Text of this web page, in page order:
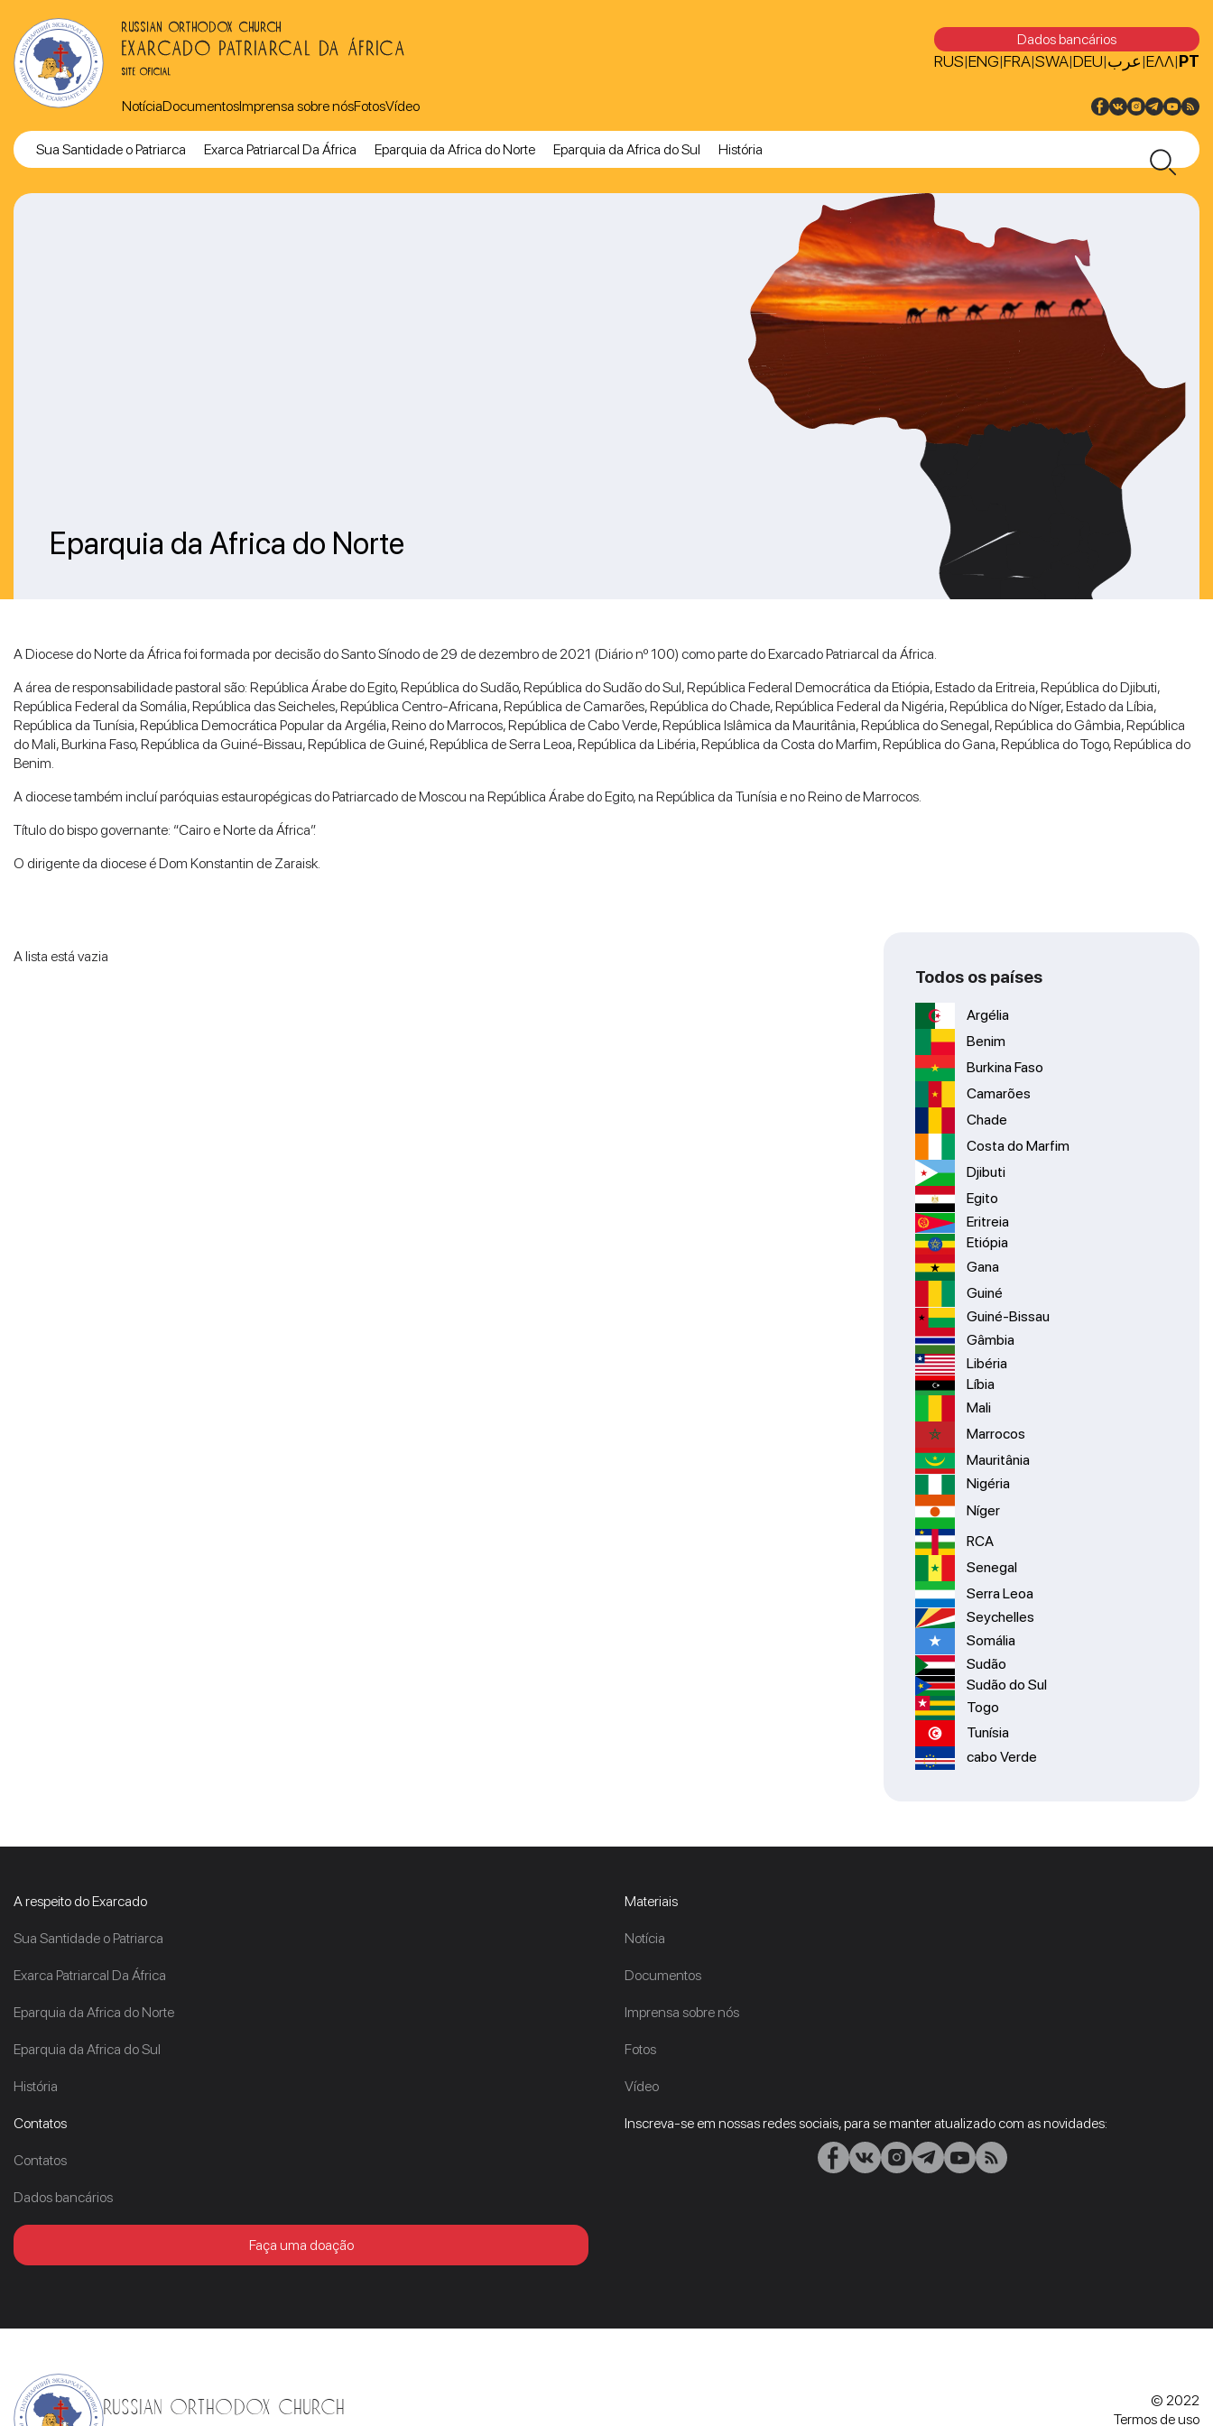
RUSSIAN ORTHODOX CHURCH
EXARCADO PATRIARCAL DA ÁFRICA
SITE OFICIAL
Dados bancários
RUS|ENG|FRA|SWA|DEU|عرب|ΕΛΛ|PT
NotíciaDocumentosImprensa sobre nósFotosVídeo
Sua Santidade o Patriarca Exarca Patriarcal Da África Eparquia da Africa do Norte Eparquia da Africa do Sul História
Eparquia da Africa do Norte
A Diocese do Norte da África foi formada por decisão do Santo Sínodo de 29 de dezembro de 2021 (Diário nº 100) como parte do Exarcado Patriarcal da África.
A área de responsabilidade pastoral são: República Árabe do Egito, República do Sudão, República do Sudão do Sul, República Federal Democrática da Etiópia, Estado da Eritreia, República do Djibuti,
República Federal da Somália, República das Seicheles, República Centro-Africana, República de Camarões, República do Chade, República Federal da Nigéria, República do Níger, Estado da Líbia,
República da Tunísia, República Democrática Popular da Argélia, Reino do Marrocos, República de Cabo Verde, República Islâmica da Mauritânia, República do Senegal, República do Gâmbia, República
do Mali, Burkina Faso, República da Guiné-Bissau, República de Guiné, República de Serra Leoa, República da Libéria, República da Costa do Marfim, República do Gana, República do Togo, República do
Benim.
A diocese também incluí paróquias estauropégicas do Patriarcado de Moscou na República Árabe do Egito, na República da Tunísia e no Reino de Marrocos.
Título do bispo governante: “Cairo e Norte da África”.
O dirigente da diocese é Dom Konstantin de Zaraisk.
A lista está vazia
Todos os países
Argélia
Benim
Burkina Faso
Camarões
Chade
Costa do Marfim
Djibuti
Egito
Eritreia
Etiópia
Gana
Guiné
Guiné-Bissau
Gâmbia
Libéria
Líbia
Mali
Marrocos
Mauritânia
Nigéria
Níger
RCA
Senegal
Serra Leoa
Seychelles
Somália
Sudão
Sudão do Sul
Togo
Tunísia
cabo Verde
A respeito do Exarcado
Sua Santidade o Patriarca
Exarca Patriarcal Da África
Eparquia da Africa do Norte
Eparquia da Africa do Sul
História
Materiais
Notícia
Documentos
Imprensa sobre nós
Fotos
Vídeo
Contatos
Contatos
Dados bancários
Faça uma doação
Inscreva-se em nossas redes sociais, para se manter atualizado com as novidades:
Russian Orthodox Church
© 2022
Termos de uso